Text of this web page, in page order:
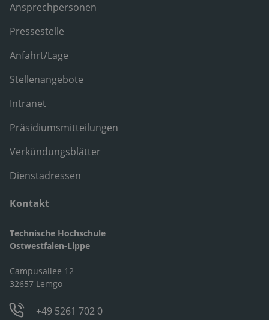
Ansprechpersonen
Pressestelle
Anfahrt/Lage
Stellenangebote
Intranet
Präsidiumsmitteilungen
Verkündungsblätter
Dienstadressen
Kontakt
Technische Hochschule
Ostwestfalen-Lippe
Campusallee 12
32657 Lemgo
+49 5261 702 0